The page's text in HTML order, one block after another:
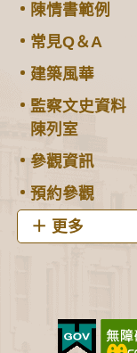
陳情書範例
常見Q＆A
建築風華
監察文史資料
陳列室
參觀資訊
預約參觀
更多